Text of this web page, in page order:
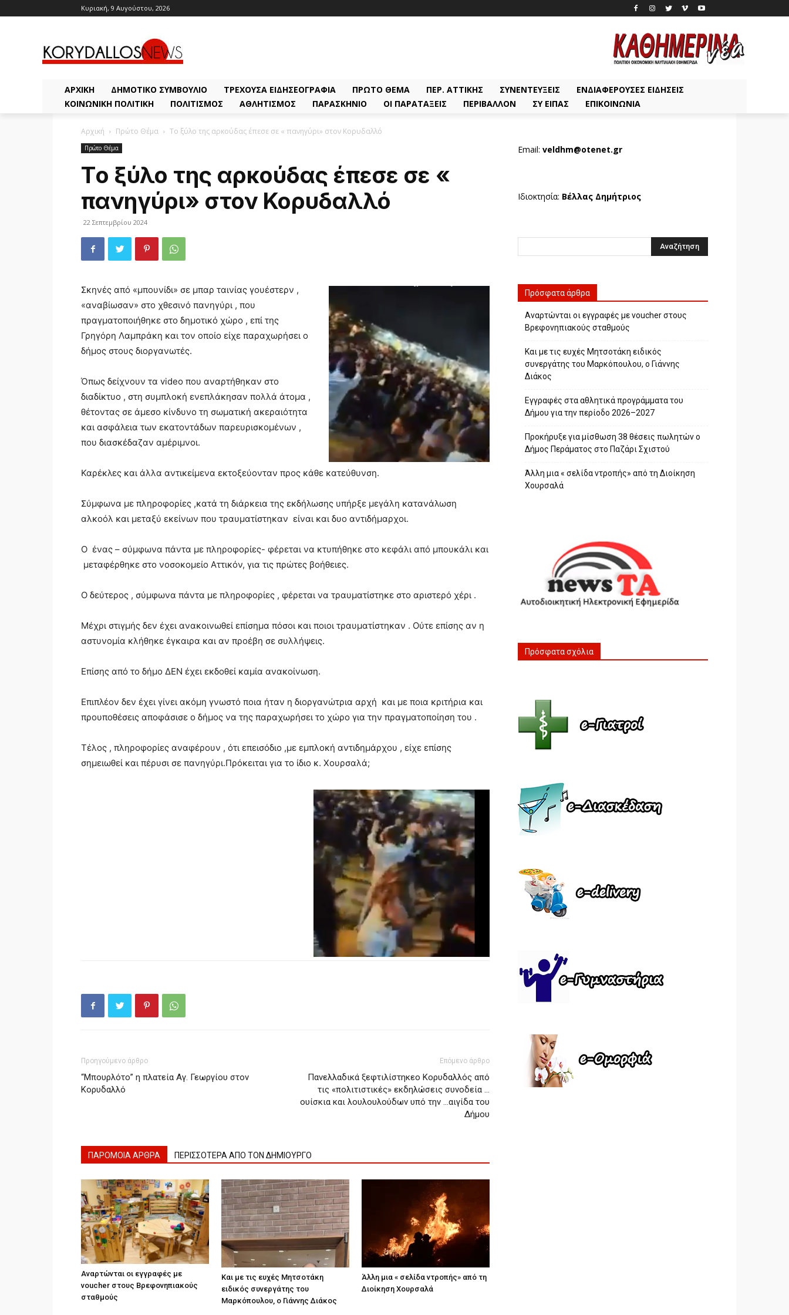
Κυριακή, 9 Αυγούστου, 2026
ΑΡΧΙΚΗ ΔΗΜΟΤΙΚΌ ΣΥΜΒΟΎΛΙΟ ΤΡΈΧΟΥΣΑ ΕΙΔΗΣΕΟΓΡΑΦΊΑ ΠΡΏΤΟ ΘΈΜΑ ΠΕΡ. ΑΤΤΙΚΉΣ ΣΥΝΕΝΤΕΎΞΕΙΣ
ΕΝΔΙΑΦΈΡΟΥΣΕΣ ΕΙΔΉΣΕΙΣ
ΚΟΙΝΩΝΙΚΉ ΠΟΛΙΤΙΚΉ
ΠΟΛΙΤΙΣΜΌΣ ΑΘΛΗΤΙΣΜΌΣ ΠΑΡΑΣΚΉΝΙΟ ΟΙ ΠΑΡΑΤΆΞΕΙΣ ΠΕΡΙΒΆΛΛΟΝ ΣΥ ΕΊΠΑΣ ΕΠΙΚΟΙΝΩΝΊΑ
Αρχική Πρώτο Θέμα Tο ξύλο της αρκούδας έπεσε σε « πανηγύρι» στον Κορυδαλλό
Πρώτο Θέμα
Tο ξύλο της αρκούδας έπεσε σε «
πανηγύρι» στον Κορυδαλλό
22 Σεπτεμβρίου 2024
Σκηνές από «μπουνίδι» σε μπαρ ταινίας γουέστερν ,
«αναβίωσαν» στο χθεσινό πανηγύρι , που
πραγματοποιήθηκε στο δημοτικό χώρο , επί της
Γρηγόρη Λαμπράκη και τον οποίο είχε παραχωρήσει ο
δήμος στους διοργανωτές.
Όπως δείχνουν τα video που αναρτήθηκαν στο
διαδίκτυο , στη συμπλοκή ενεπλάκησαν πολλά άτομα ,
θέτοντας σε άμεσο κίνδυνο τη σωματική ακεραιότητα
και ασφάλεια των εκατοντάδων παρευρισκομένων ,
που διασκέδαζαν αμέριμνοι.
Καρέκλες και άλλα αντικείμενα εκτοξεύονταν προς κάθε κατεύθυνση.
Σύμφωνα με πληροφορίες ,κατά τη διάρκεια της εκδήλωσης υπήρξε μεγάλη κατανάλωση
αλκοόλ και μεταξύ εκείνων που τραυματίστηκαν είναι και δυο αντιδήμαρχοι.
Ο ένας – σύμφωνα πάντα με πληροφορίες- φέρεται να κτυπήθηκε στο κεφάλι από μπουκάλι και
μεταφέρθηκε στο νοσοκομείο Αττικόν, για τις πρώτες βοήθειες.
Ο δεύτερος , σύμφωνα πάντα με πληροφορίες , φέρεται να τραυματίστηκε στο αριστερό χέρι .
Μέχρι στιγμής δεν έχει ανακοινωθεί επίσημα πόσοι και ποιοι τραυματίστηκαν . Ούτε επίσης αν η
αστυνομία κλήθηκε έγκαιρα και αν προέβη σε συλλήψεις.
Επίσης από το δήμο ΔΕΝ έχει εκδοθεί καμία ανακοίνωση.
Επιπλέον δεν έχει γίνει ακόμη γνωστό ποια ήταν η διοργανώτρια αρχή και με ποια κριτήρια και
προυποθέσεις αποφάσισε ο δήμος να της παραχωρήσει το χώρο για την πραγματοποίηση του .
Τέλος , πληροφορίες αναφέρουν , ότι επεισόδιο ,με εμπλοκή αντιδημάρχου , είχε επίσης
σημειωθεί και πέρυσι σε πανηγύρι.Πρόκειται για το ίδιο κ. Χουρσαλά;
Προηγούμενο άρθρο
“Μπουρλότο” η πλατεία Αγ. Γεωργίου στον
Κορυδαλλό
Επόμενο άρθρο
Πανελλαδικά ξεφτιλίστηκεο Κορυδαλλός από
τις «πολιτιστικές» εκδηλώσεις συνοδεία …
ουίσκια και λουλουλούδων υπό την …αιγίδα του
Δήμου
ΠΑΡΟΜΟΙΑ ΑΡΘΡΑ ΠΕΡΙΣΣΟΤΕΡΑ ΑΠΟ ΤΟΝ ΔΗΜΙΟΥΡΓΟ
Αναρτώνται οι εγγραφές με
voucher στους Βρεφονηπιακούς
σταθμούς
Και με τις ευχές Μητσοτάκη
ειδικός συνεργάτης του
Μαρκόπουλου, ο Γιάννης Διάκος
Άλλη μια « σελίδα ντροπής» από τη
Διοίκηση Χουρσαλά
Email: veldhm@otenet.gr
Ιδιοκτησία: Βέλλας Δημήτριος
Πρόσφατα άρθρα
Αναρτώνται οι εγγραφές με voucher στους
Βρεφονηπιακούς σταθμούς
Και με τις ευχές Μητσοτάκη ειδικός
συνεργάτης του Μαρκόπουλου, ο Γιάννης
Διάκος
Εγγραφές στα αθλητικά προγράμματα του
Δήμου για την περίοδο 2026–2027
Προκήρυξε για μίσθωση 38 θέσεις πωλητών ο
Δήμος Περάματος στο Παζάρι Σχιστού
Άλλη μια « σελίδα ντροπής» από τη Διοίκηση
Χουρσαλά
Πρόσφατα σχόλια